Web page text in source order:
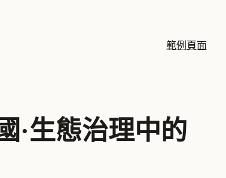
範例頁面
·生態治理中的